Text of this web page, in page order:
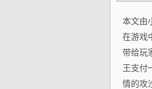
本文由
在游戏
带给玩
王支付
情的攻